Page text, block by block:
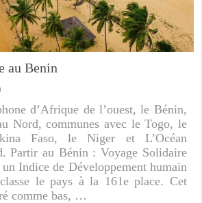
au Benin
d’Afrique de l’ouest, le Bénin,
Nord, communes avec le Togo, le
Faso, le Niger et L’Océan
Partir au Bénin : Voyage Solidaire
Indice de Développement humain
le pays à la 161e place. Cet
comme bas, …